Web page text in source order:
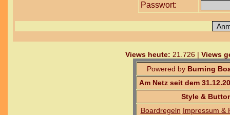
Passwort:
Views heute: 21.726 | Views
Powered by Burning
Am Netz seit dem
Style &
Boardregeln Impressum &